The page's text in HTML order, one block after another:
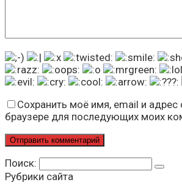
Сохранить моё имя, email и адрес
браузере для последующих моих
Поиск:
Рубрики сайта